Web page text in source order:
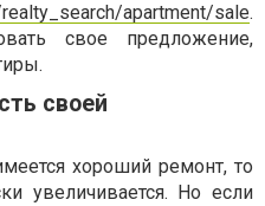
apartment/sale.
свое предложение,
своей
хороший ремонт, то
увеличивается. Но если